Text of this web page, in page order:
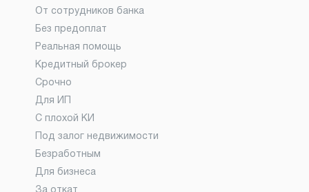
От сотрудников банка
Без предоплат
Реальная помощь
Кредитный брокер
Срочно
Для ИП
С плохой КИ
Под залог недвижимости
Безработным
Для бизнеса